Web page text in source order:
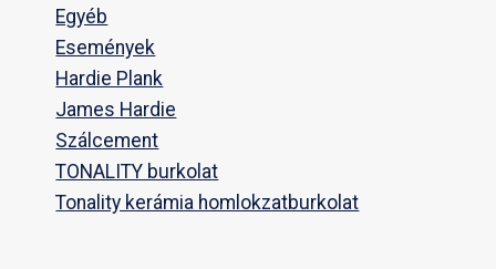
Egyéb
Események
Hardie Plank
James Hardie
Szálcement
TONALITY burkolat
Tonality kerámia homlokzatburkolat